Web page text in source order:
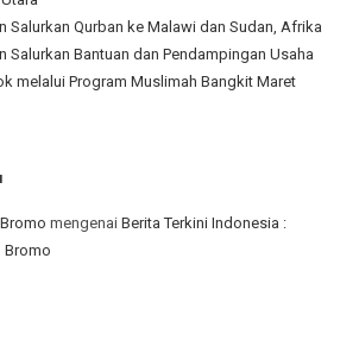
Salurkan Qurban ke Malawi dan Sudan, Afrika
Salurkan Bantuan dan Pendampingan Usaha
melalui Program Muslimah Bangkit Maret
mengenaiBerita Terkini Indonesia :
Bromo